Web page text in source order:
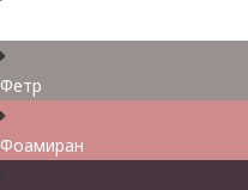
Фетр
Фоамиран